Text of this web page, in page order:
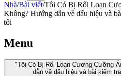
Nhà/Bài viết/Tôi Có Bị Rối Loạn
Không? Hướng dẫn về dấu hiệu và
tôi
Menu
"Tôi Có Bị Rối Loạn Cương Cưỡng
dẫn về dấu hiệu và bài kiểm